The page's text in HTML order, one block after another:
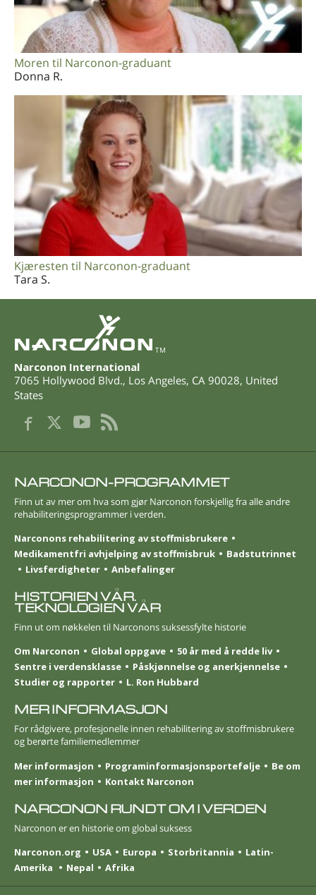
Moren til Narconon-graduant
Donna R.
Kjæresten til Narconon-graduant
Tara S.
TM
Narconon International
7065 Hollywood Blvd., Los Angeles, CA 90028, United
States
NARCONON-PROGRAMMET
Finn ut av mer om hva som gjør Narconon forskjellig fra alle andre
rehabiliterings­programmer i verden.
Narconons rehabilitering av stoffmisbrukere
Medikamentfri avhjelping av stoffmisbruk
Badstutrinnet
Livsferdigheter
Anbefalinger
HISTORIEN VÅR.
TEKNOLOGIEN VÅR
Finn ut om nøkkelen til Narconons suksessfylte historie
Om Narconon
Global oppgave
50 år med å redde liv
Sentre i verdensklasse
Påskjønnelse og anerkjennelse
Studier og rapporter
L. Ron Hubbard
MER INFORMASJON
For rådgivere, profesjonelle innen rehabilitering av stoffmisbrukere
og berørte familie­medlemmer
Mer informasjon
Program­informasjons­portefølje
Be om
mer informasjon
Kontakt Narconon
NARCONON RUNDT OM I VERDEN
Narconon er en historie om global suksess
Narconon.org
USA Europa Storbritannia
Latin-
Amerika
Nepal Afrika